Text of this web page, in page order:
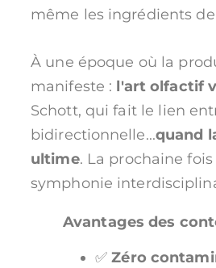
même les ingrédients
À une époque où la
manifeste : l'art olfactif
Schott, qui fait le lien
bidirectionnelle...quand
ultime. La prochaine
symphonie
Avantages des
✅Zéro